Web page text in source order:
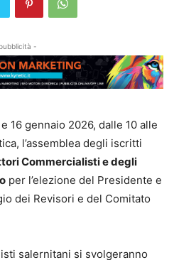
-
16 gennaio 2026, dalle 10 alle
l’assemblea degli iscritti
Commercialisti e degli
per l’elezione del Presidente e
dei Revisori e del Comitato
salernitani si svolgeranno